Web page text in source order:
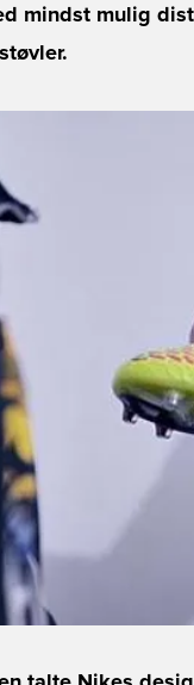
mindst mulig